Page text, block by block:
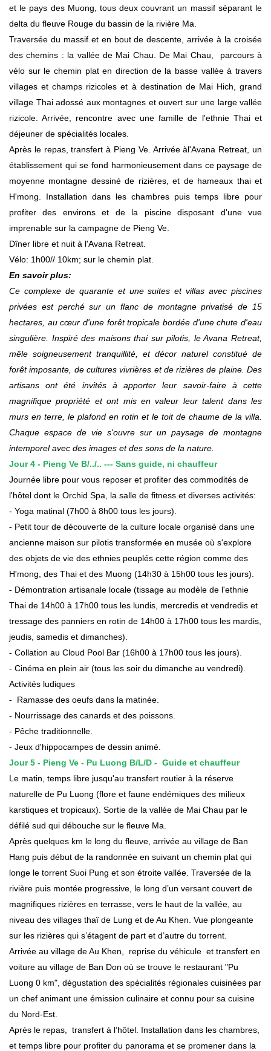
et le pays des Muong
tous deux couvrant un massif séparant le
delta du fleuve Rouge du bassin de la rivière Ma.
Traversée du massif et en bout de descente, arrivée à la croisée
des chemins : la vallée de Mai Chau. De Mai Chau, parcours à
vélo sur le chemin plat en direction de la basse vallée à travers
villages et champs rizicoles et à destination de Mai Hich, grand
village Thai adossé aux montagnes et ouvert sur une large vallée
rizicole. Arrivée, rencontre avec une famille de l'ethnie Thai et
déjeuner de spécialités locales.
Après le repas, transfert à Pieng Ve. Arrivée àl'Avana Retreat, un
établissement qui se fond harmonieusement dans ce paysage de
moyenne montagne dessiné de rizières, et de hameaux thai et
H'mong. Installation dans les chambres puis temps libre pour
profiter des environs et de la piscine disposant d'une vue
imprenable sur la campagne de Pieng Ve.
Dîner libre et nuit à l'Avana Retreat.
Vélo: 1h00// 10km; sur le chemin plat.
En savoir plus:
Ce complexe de quarante et une suites et villas avec piscines
privées est perché sur un flanc de montagne privatisé de 15
hectares, au cœur d'une forêt tropicale bordée d'une chute d'eau
singulière. Inspiré des maisons thai sur pilotis, le Avana Retreat,
mêle soigneusement tranquillité, et décor naturel constitué de
forêt imposante, de cultures vivrières et de rizières de plaine. Des
artisans ont été invités à apporter leur savoir-faire à cette
magnifique propriété et ont mis en valeur leur talent dans les
murs en terre, le plafond en rotin et le toit de chaume de la villa.
Chaque espace de vie s'ouvre sur un paysage de montagne
intemporel avec des images et des sons de la nature.
Jour4 - Pieng Ve B/../.. --- Sans guide, ni chauffeur
Journée libre pour vous reposer et profiter des commodités de
l'hôtel dont le Orchid Spa, la salle de fitness et diverses activités:
- Yoga matinal (7h00 à 8h00 tous les jours).
- Petit tour de découverte de la culture locale organisé dans une
ancienne maison sur pilotis transformée en musée où s'explore
des objets de vie des ethnies peuplés cette région comme des
H'mong, des Thai et des Muong (14h30 à 15h00 tous les jours).
- Démontration artisanale locale (tissage au modèle de l'ethnie
Thai de 14h00 à 17h00 tous les lundis, mercredis et vendredis et
tressage des panniers en rotin de 14h00 à 17h00 tous les mardis,
jeudis, samedis et dimanches).
- Collation au Cloud Pool Bar (16h00 à 17h00 tous les jours).
- Cinéma en plein air (tous les soir du dimanche au vendredi).
Activités ludiques
- Ramasse des oeufs dans la matinée.
- Nourrissage des canards et des poissons.
- Pêche traditionnelle.
- Jeux d'hippocampes de dessin animé.
Jour 5 - Pieng Ve - Pu Luong B/L/D - Guide et chauffeur
Le matin, temps libre jusqu'au transfert routier à la réserve
naturelle de Pu Luong (flore et faune endémiques des milieux
karstiques et tropicaux). Sortie de la vallée de Mai Chau par le
défilé sud qui débouche sur le fleuve Ma.
Après quelques km le long du fleuve, arrivée au village de Ban
Hang puis début de la randonnée en suivant un chemin plat qui
longe le torrent Suoi Pung et son étroite vallée. Traversée de la
rivière puis montée progressive, le long d’un versant couvert de
magnifiques rizières en terrasse, vers le haut de la vallée, au
niveau des villages thaï de Lung et de Au Khen. Vue plongeante
sur les rizières qui s’étagent de part et d’autre du torrent.
Arrivée au village de Au Khen, reprise du véhicule et transfert en
voiture au village de Ban Don où se trouve le restaurant "Pu
Luong 0 km", dégustation des spécialités régionales cuisinées par
un chef animant une émission culinaire et connu pour sa cuisine
du Nord-Est.
Après le repas, transfert à l’hôtel. Installation dans les chambres,
et temps libre pour profiter du panorama et se promener dans la